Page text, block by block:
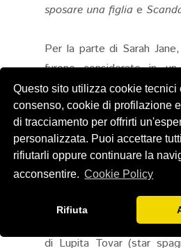
Questo sito utilizza cookie tecnici
consenso, cookie di profilazione
di tracciamento per offrirti
personalizzata. Puoi accettare
rifiutarli oppure continuare la
acconsentire. Cookie Policy
Rifiuta
sposare una figlia e
Per la parte di Sarah
furono considerate in
Margaret O'Brien (di
Louis e Piccole donne) e
esattamente due anni
Maria in West Side Story
simile, dove una storia
giovani è ostacolata per
alla fine la parte viene
Kohner, una giovane
di Lupita Tovar (star